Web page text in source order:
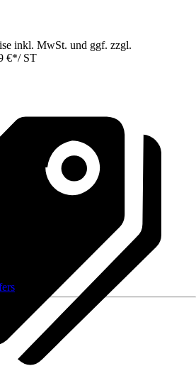
inkl. MwSt. und ggf. zzgl.
€*/ ST